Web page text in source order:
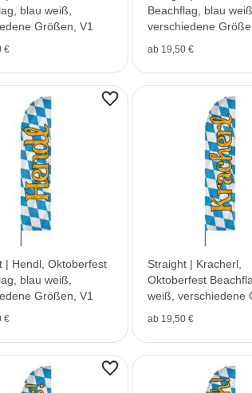
blau weiß,
Größen, V1
€
Beachflag, blau weiß,
verschiedene
ab 19,50 €
| Hendl, Oktoberfest
blau weiß,
Größen, V1
€
Straight | Kracherl,
Oktoberfest
weiß, verschiedene
ab 19,50 €